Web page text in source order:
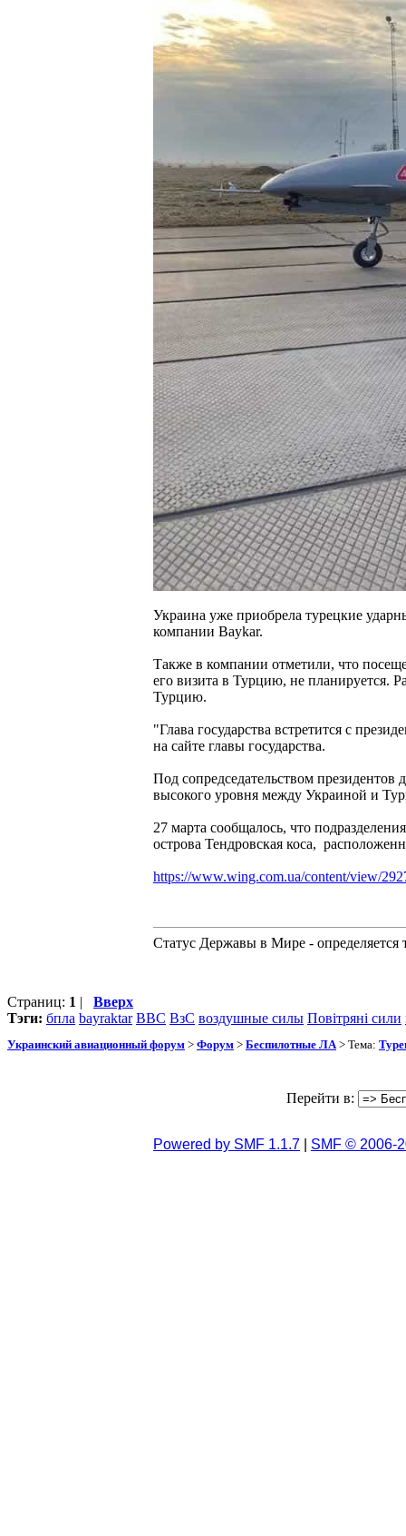
Украина уже приобрела турецкие
компании Baykar.
Также в компании отметили, что
его визита в Турцию, не планируется.
Турцию.
"Глава государства встретится с
на сайте главы государства.
Под сопредседательством президентов
высокого уровня между Украиной и
27 марта сообщалось, что
острова Тендровская коса,
https://www.wing.com.ua/content/view/
Статус Державы в Мире - определяется
Страниц: 1 | Вверх
Тэги: бпла bayraktar ВВС ВзС воздушные силы Повітряні сили
Украинский авиационный форум > Форум > Беспилотные ЛА> Тема:
Перейти в:
Powered by SMF 1.1.7 SMF © 2006-